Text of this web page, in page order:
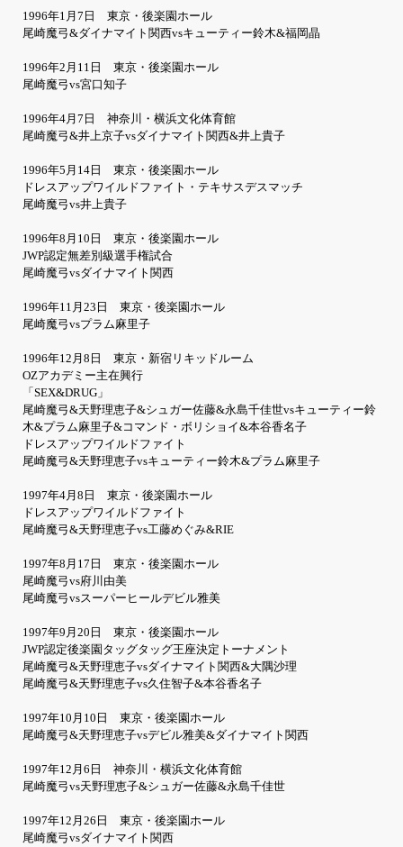
1996年1月7日 東京・後楽園ホール
尾崎魔弓&ダイナマイト関西vsキューティー鈴木&福岡晶
1996年2月11日 東京・後楽園ホール
尾崎魔弓vs宮口知子
1996年4月7日 神奈川・横浜文化体育館
尾崎魔弓&井上京子vsダイナマイト関西&井上貴子
1996年5月14日 東京・後楽園ホール
ドレスアップワイルドファイト・テキサスデスマッチ
尾崎魔弓vs井上貴子
1996年8月10日 東京・後楽園ホール
JWP認定無差別級選手権試合
尾崎魔弓vsダイナマイト関西
1996年11月23日 東京・後楽園ホール
尾崎魔弓vsプラム麻里子
1996年12月8日 東京・新宿リキッドルーム
OZアカデミー主在興行
「SEX&DRUG」
尾崎魔弓&天野理恵子&シュガー佐藤&永島千佳世vsキューティー鈴
木&プラム麻里子&コマンド・ボリショイ&本谷香名子
ドレスアップワイルドファイト
尾崎魔弓&天野理恵子vsキューティー鈴木&プラム麻里子
1997年4月8日 東京・後楽園ホール
ドレスアップワイルドファイト
尾崎魔弓&天野理恵子vs工藤めぐみ&RIE
1997年8月17日 東京・後楽園ホール
尾崎魔弓vs府川由美
尾崎魔弓vsスーパーヒールデビル雅美
1997年9月20日 東京・後楽園ホール
JWP認定後楽園タッグタッグ王座決定トーナメント
尾崎魔弓&天野理恵子vsダイナマイト関西&大隅沙理
尾崎魔弓&天野理恵子vs久住智子&本谷香名子
1997年10月10日 東京・後楽園ホール
尾崎魔弓&天野理恵子vsデビル雅美&ダイナマイト関西
1997年12月6日 神奈川・横浜文化体育館
尾崎魔弓vs天野理恵子&シュガー佐藤&永島千佳世
1997年12月26日 東京・後楽園ホール
尾崎魔弓vsダイナマイト関西